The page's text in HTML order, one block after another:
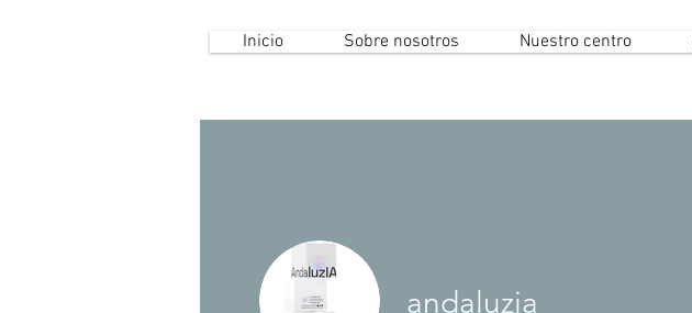
Inicio Sobre nosotros Nuestro centro
andaluzia